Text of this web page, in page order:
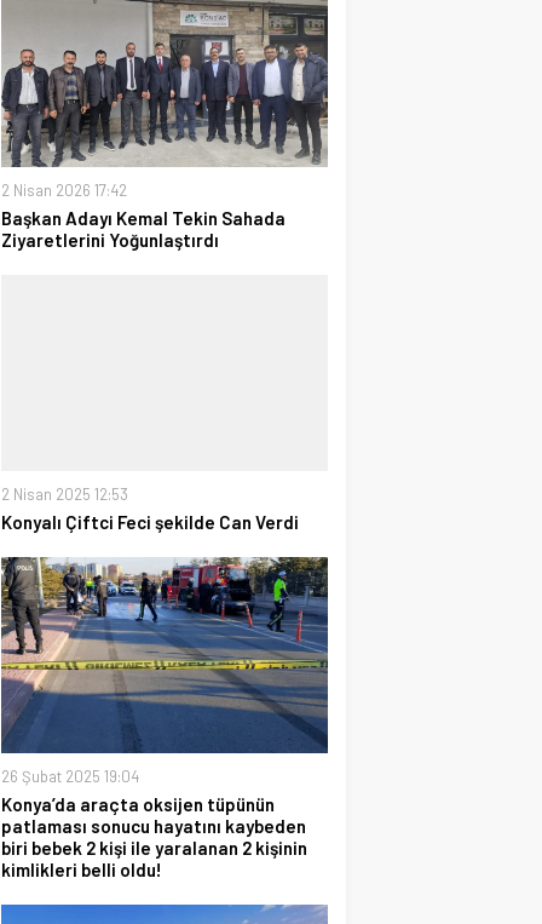
2 Nisan 2026 17:42
Başkan Adayı Kemal Tekin Sahada
Ziyaretlerini Yoğunlaştırdı
2 Nisan 2025 12:53
Konyalı Çiftci Feci şekilde Can Verdi
26 Şubat 2025 19:04
Konya’da araçta oksijen tüpünün
patlaması sonucu hayatını kaybeden
biri bebek 2 kişi ile yaralanan 2 kişinin
kimlikleri belli oldu!